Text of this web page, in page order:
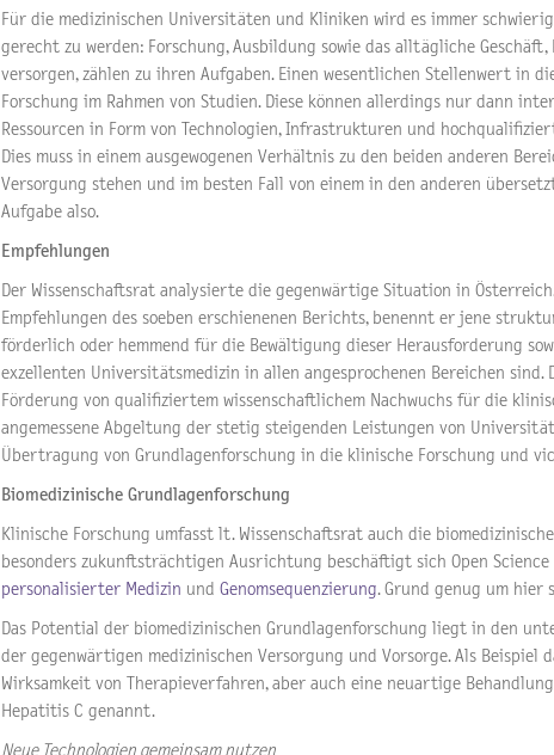
Für die medizinischen Universitäten und Kliniken wird es immer
gerecht zu werden: Forschung, Ausbildung sowie das alltägliche
versorgen, zählen zu ihren Aufgaben. Einen wesentlichen Stellenwert in
Forschung im Rahmen von Studien. Diese können allerdings nur dann
Ressourcen in Form von Technologien, Infrastrukturen und
Dies muss in einem ausgewogenen Verhältnis zu den beiden anderen
Versorgung stehen und im besten Fall von einem in den anderen
Aufgabe also.
Empfehlungen
Der Wissenschaftsrat analysierte die gegenwärtige Situation in
Empfehlungen des soeben erschienenen Berichts, benennt er jene
förderlich oder hemmend für die Bewältigung dieser Herausforderung
exzellenten Universitätsmedizin in allen angesprochenen Bereichen
Förderung von qualifiziertem wissenschaftlichem Nachwuchs für die
angemessene Abgeltung der stetig steigenden Leistungen von
Übertragung von Grundlagenforschung in die klinische Forschung und
Biomedizinische Grundlagenforschung
Klinische Forschung umfasst lt. Wissenschaftsrat auch die
besonders zukunftsträchtigen Ausrichtung beschäftigt sich Open
personalisierter Medizin und Genomsequenzierung. Grund genug um hier
Das Potential der biomedizinischen Grundlagenforschung liegt in den
der gegenwärtigen medizinischen Versorgung und Vorsorge. Als
Wirksamkeit von Therapieverfahren, aber auch eine neuartige
Hepatitis C genannt.
Neue Technologien gemeinsam nutzen